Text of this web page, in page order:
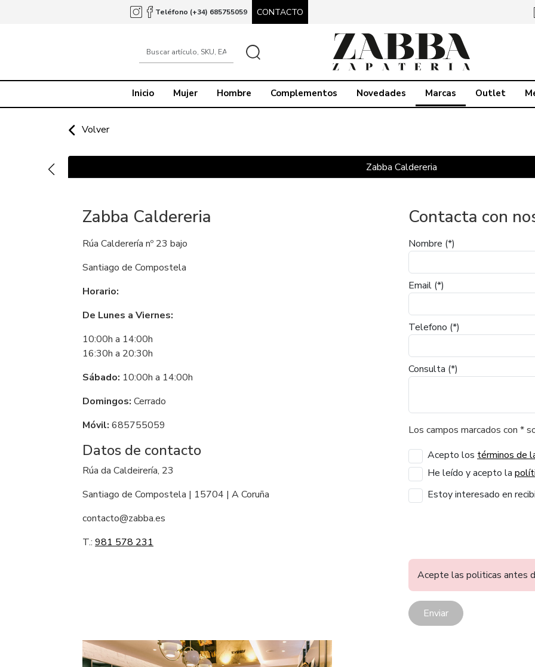
Teléfono (+34) 685755059 CONTACTO
Inicio Mujer Hombre Complementos Novedades Marcas Outlet
Volver
Zabba Caldereria
Zabba Caldereria
Rúa Calderería nº 23 bajo
Santiago de Compostela
Horario:
De Lunes a Viernes:
10:00h a 14:00h
16:30h a 20:30h
Sábado: 10:00h a 14:00h
Domingos: Cerrado
Móvil: 685755059
Datos de contacto
Rúa da Caldeirería, 23
Santiago de Compostela | 15704 | A Coruña
contacto@zabba.es
T.: 981 578 231
Contacta con
Nombre (*)
Email (*)
Telefono (*)
Consulta (*)
Los campos marcados con *
Acepto los términos de
He leído y acepto la
Estoy interesado en
Acepte las politicas antes